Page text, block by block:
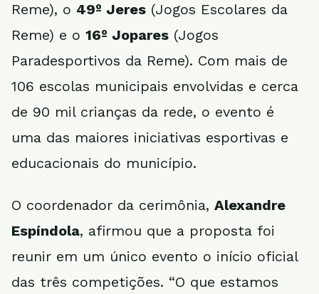
Reme), o 49º Jeres (Jogos Escolares da
Reme) e o 16º Jopares (Jogos
Paradesportivos da Reme). Com mais de
106 escolas municipais envolvidas e cerca
de 90 mil crianças da rede, o evento é
uma das maiores iniciativas esportivas e
educacionais do município.
O coordenador da cerimônia, Alexandre
Espíndola, afirmou que a proposta foi
reunir em um único evento o início oficial
das três competições. “O que estamos